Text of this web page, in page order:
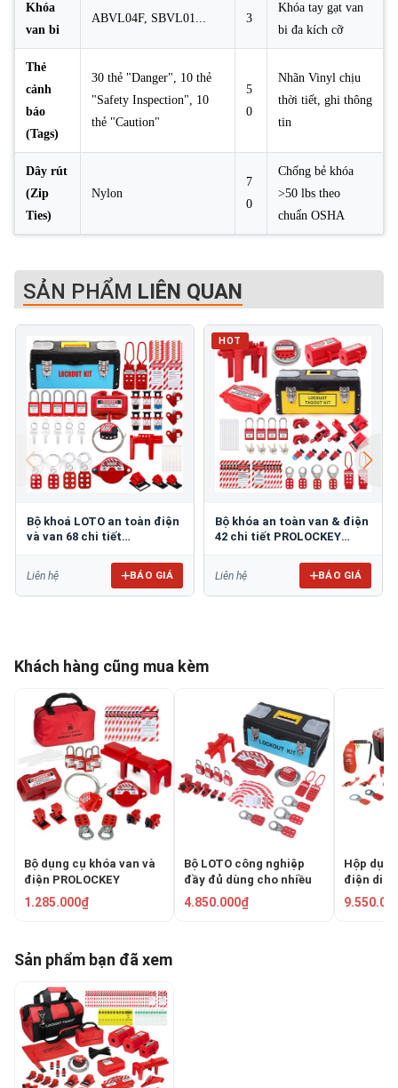
Khóa
van bi
ABVL04F, SBVL01... 3
Khóa tay gạt van
bi đa kích cỡ
Thẻ
cảnh
báo
(Tags)
30 thẻ "Danger", 10 thẻ
"Safety Inspection", 10
thẻ "Caution"
5
0
Nhãn Vinyl chịu
thời tiết, ghi thông
tin
Dây rút
(Zip
Ties)
Nylon
7
0
Chống bẻ khóa
>50 lbs theo
chuẩn OSHA
SẢN PHẨM LIÊN QUAN
Bộ khoá LOTO an toàn điện
và van 68 chi tiết
Liên hệ BÁO GIÁ
HOT
Bộ khóa an toàn van & điện
42 chi tiết PROLOCKEY
Liên hệ BÁO GIÁ
Khách hàng cũng mua kèm
Bộ dụng cụ khóa van và
điện PROLOCKEY
LG5125EVP38SKA
1.285.000₫
Bộ LOTO công nghiệp
đầy đủ dùng cho nhiều
tình huống PROLOCKEY
4.850.000₫
Hộp
điện di
LOCK
Sản phẩm bạn đã xem